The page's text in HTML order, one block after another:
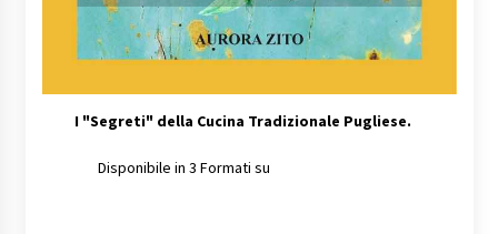
I "Segreti" della Cucina Tradizionale Pugliese.
Disponibile in 3 Formati su